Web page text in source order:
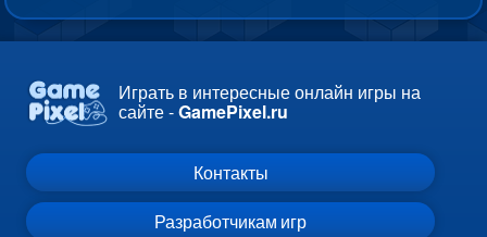
Играть в интересные онлайн игры на
сайте -GamePixel.ru
Контакты
Разработчикам игр